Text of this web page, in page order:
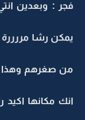
فجر : وبعدين
يمكن رشا
من صغرهم وهذا
انك مكانها